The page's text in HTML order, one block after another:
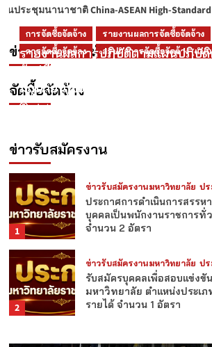
ASEAN High-Standard Vocational
ข่าวประชาสัมพันธ์
LPRU NEWS ฉบับวันที่ 7 สิงหาคม
CHANATIP.M 12 ชั่วโมง ago
จัดซื้อจัดจ้าง
การจัดซื้อจัดจ้าง สรุปผลการจัดซื้อจัดจ้าง (แบบ
สรุปผลการจัดซื้อจัดจ้าง(แบบ สขร.1)ป
มิถุนายน 2569
adminLPRU
การจัดซื้อจัดจ้าง รายงานผลการจัดซื้อจัดจ้าง
รายงานผลการปฏิบัติตามแผนปฏิบัติ
จ้าง ปีงบประมาณ พ.ศ. 2569 (เมษา
มิถุนายน)ไตรมาส3
adminLPRU
ข่าวรับสมัครงาน
ข่าวรับสมัครงานมหาวิทยาลัย ปร
ประกาศรายชื่อผู้ผ่านเกณฑ์กา
พนักงานมหาวิทยาลัย ตำแหน่
5
พนักงานมหาวิทยาลัย ตำแหน่
1
ข่าวรับสมัครงานมหาวิทยาลัย ปร
ประกาศการดำเนินการสรรห
บุคคลเป็นพนักงานราชการ
จำนวน 2 อัตรา
2
ข่าวรับสมัครงานมหาวิทยาลัย ปร
รับสมัครบุคคลเพื่อสอบแข่งขั
มหาวิทยาลัย ตำแหน่งประเภ
รายได้ จำนวน 1 อัตรา